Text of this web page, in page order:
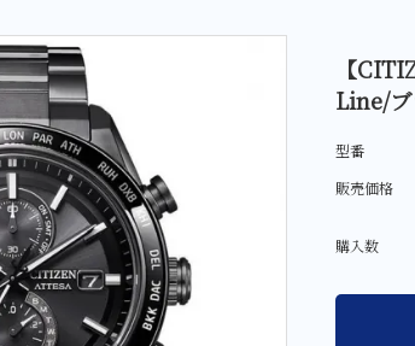
レディース
Sweet 10 Diamond-スイートテンダイヤモンド-
SUWA-スワ-
AbHeri-アベリ-
大判・小判
金工芸品
【
Line/ブ
型番
販売価格
購入数